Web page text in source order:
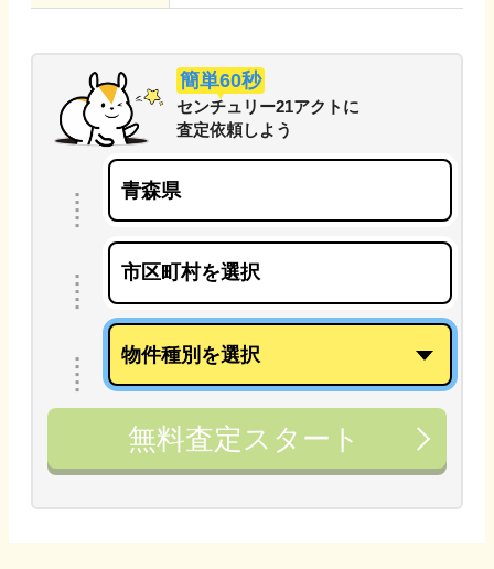
簡単60秒
センチュリー21アクト に
査定依頼しよう
無料査定スタート